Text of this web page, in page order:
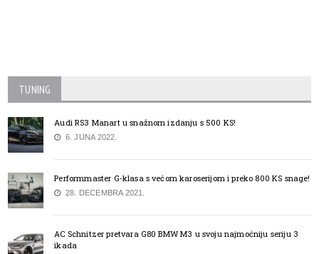
TUNING
Audi RS3 Manart u snažnom izdanju s 500 KS!
6. JUNA 2022.
Performmaster G-klasa s većom karoserijom i preko 800 KS snage!
28. DECEMBRA 2021.
AC Schnitzer pretvara G80 BMW M3 u svoju najmoćniju seriju 3
ikada